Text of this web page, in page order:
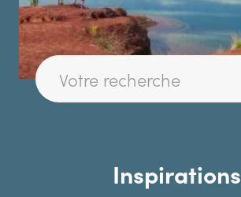
Inspirations